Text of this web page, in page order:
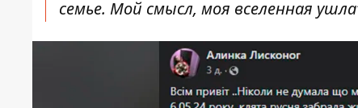
семье. Мой смысл, моя вселенная